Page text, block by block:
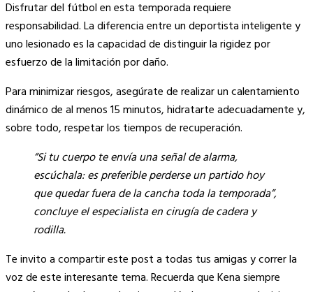
Disfrutar del fútbol en esta temporada requiere
responsabilidad. La diferencia entre un deportista inteligente y
uno lesionado es la capacidad de distinguir la rigidez por
esfuerzo de la limitación por daño.
Para minimizar riesgos, asegúrate de realizar un calentamiento
dinámico de al menos 15 minutos, hidratarte adecuadamente y,
sobre todo, respetar los tiempos de recuperación.
“Si tu cuerpo te envía una señal de alarma,
escúchala: es preferible perderse un partido hoy
que quedar fuera de la cancha toda la temporada”,
concluye el especialista en cirugía de cadera y
rodilla.
Te invito a compartir este post a todas tus amigas y correr la
voz de este interesante tema. Recuerda que Kena siempre